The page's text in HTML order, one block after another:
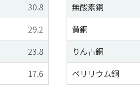
30.8
29.2
23.8
17.6
無酸素銅
黄銅
りん青銅
ベリリウム銅